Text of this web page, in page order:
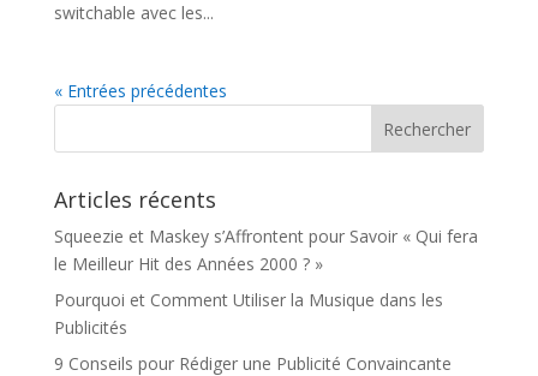
switchable avec les...
« Entrées précédentes
Articles récents
Squeezie et Maskey s’Affrontent pour Savoir « Qui fera
le Meilleur Hit des Années 2000 ? »
Pourquoi et Comment Utiliser la Musique dans les
Publicités
9 Conseils pour Rédiger une Publicité Convaincante